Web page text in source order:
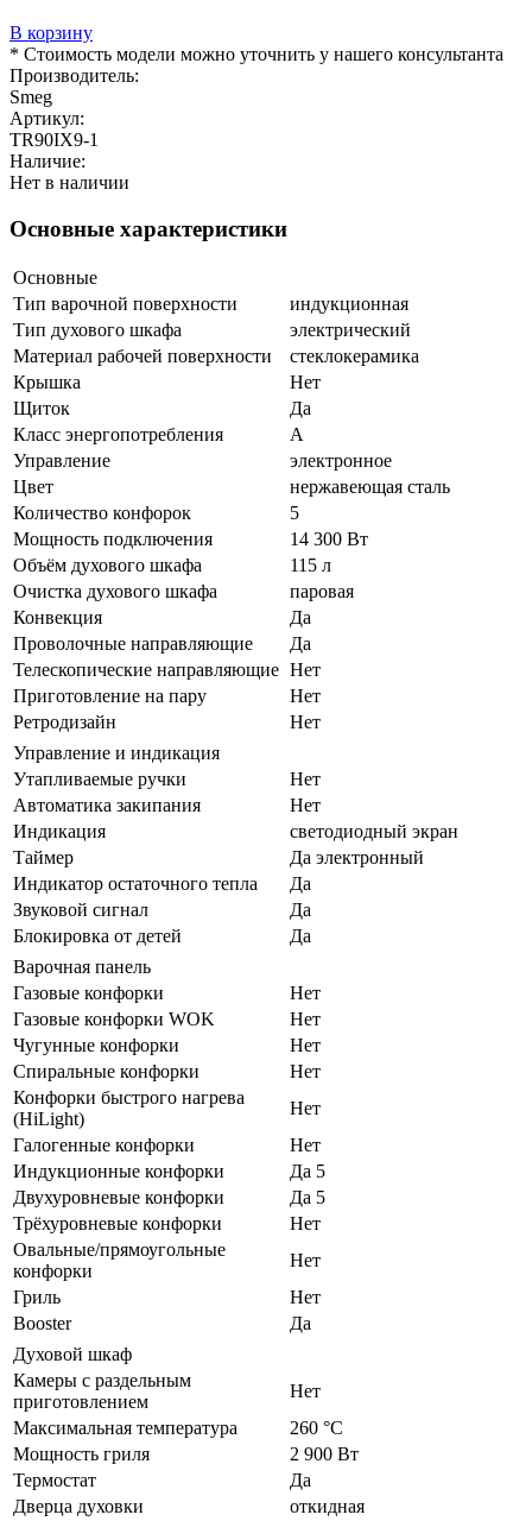
В корзину
* Стоимость модели можно уточнить у нашего консультанта
Производитель:
Smeg
Артикул:
TR90IX9-1
Наличие:
Нет в наличии
Основные характеристики
Основные
Тип варочной поверхности
индукционная
Тип духового шкафа
электрический
Материал рабочей поверхности
cтеклокерамика
Крышка
Нет
Щиток
Да
Класс энергопотребления
A
Управление
электронное
Цвет
нержавеющая сталь
Количество конфорок
5
Мощность подключения
14 300 Вт
Объём духового шкафа
115 л
Очистка духового шкафа
паровая
Конвекция
Да
Проволочные направляющие
Да
Телескопические направляющие Нет
Приготовление на пару
Нет
Ретродизайн
Нет
Управление и индикация
Утапливаемые ручки
Нет
Автоматика закипания
Нет
Индикация
светодиодный экран
Таймер
Да электронный
Индикатор остаточного тепла
Да
Звуковой сигнал
Да
Блокировка от детей
Да
Варочная панель
Газовые конфорки
Нет
Газовые конфорки WOK
Нет
Чугунные конфорки
Нет
Спиральные конфорки
Нет
Конфорки быстрого нагрева
(HiLight)
Нет
Галогенные конфорки
Нет
Индукционные конфорки
Да 5
Двухуровневые конфорки
Да 5
Трёхуровневые конфорки
Нет
Овальные/прямоугольные
конфорки
Нет
Гриль
Нет
Booster
Да
Духовой шкаф
Камеры с раздельным
приготовлением
Нет
Максимальная температура
260 °C
Мощность гриля
2 900 Вт
Термостат
Да
Дверца духовки
откидная